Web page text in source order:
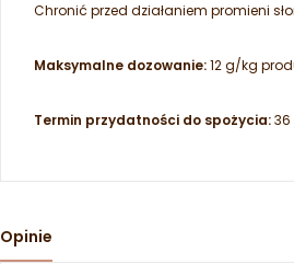
Chronić przed działaniem promieni
Maksymalne dozowanie:12 g/kg
Termin przydatności do spożycia:
Opinie